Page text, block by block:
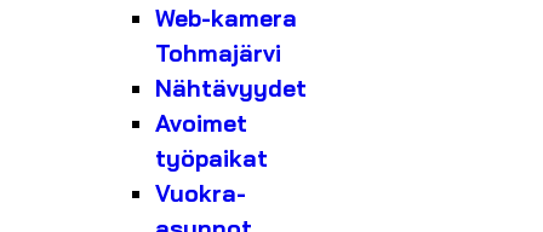
Web-kamera
Tohmajärvi
Nähtävyydet
Avoimet
työpaikat
Vuokra-